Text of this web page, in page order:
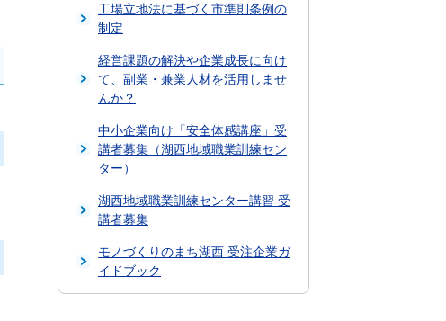
工場立地法に基づく市準則条例の
制定
経営課題の解決や企業成長に向け
て、副業・兼業人材を活用しませ
んか？
中小企業向け「安全体感講座」受
講者募集（湖西地域職業訓練セン
ター）
湖西地域職業訓練センター講習 受
講者募集
モノづくりのまち湖西 受注企業ガ
イドブック